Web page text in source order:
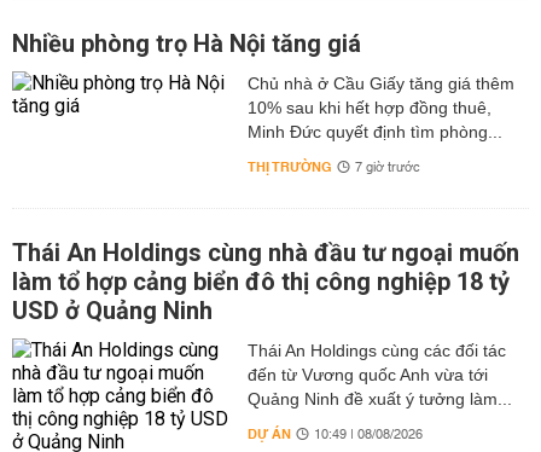
Nhiều phòng trọ Hà Nội tăng giá
Chủ nhà ở Cầu Giấy tăng giá thêm
10% sau khi hết hợp đồng thuê,
Minh Đức quyết định tìm phòng...
THỊ TRƯỜNG 7 giờ trước
Thái An Holdings cùng nhà đầu tư ngoại muốn
làm tổ hợp cảng biển đô thị công nghiệp 18 tỷ
USD ở Quảng Ninh
Thái An Holdings cùng các đối tác
đến từ Vương quốc Anh vừa tới
Quảng Ninh đề xuất ý tưởng làm...
DỰ ÁN 10:49 | 08/08/2026